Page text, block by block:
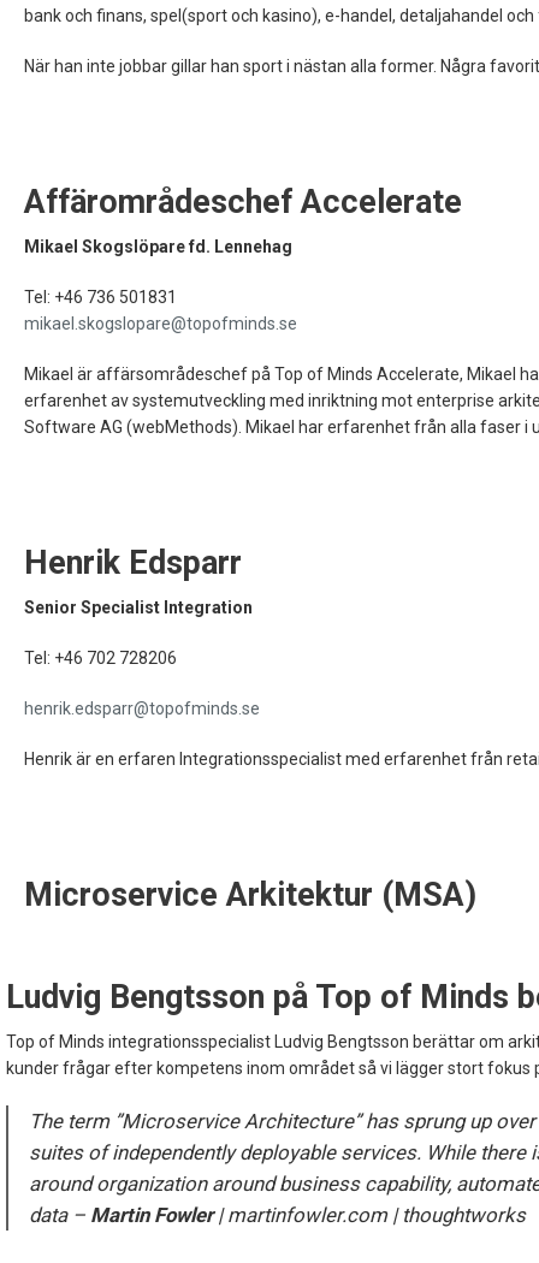
bank och finans, spel(sport och kasino), e-handel, detaljahandel
När han inte jobbar gillar han sport i nästan alla former. Några
Affärområdeschef Accelerate
Mikael Skogslöpare fd. Lennehag
Tel: +46 736 501831
mikael.skogslopare@topofminds.se
Mikael är affärsområdeschef på Top of Minds Accelerate, Mikael
erfarenhet av systemutveckling med inriktning mot enterprise
Software AG (webMethods). Mikael har erfarenhet från alla faser
Henrik Edsparr
Senior Specialist Integration
Tel: +46 702 728206
henrik.edsparr@topofminds.se
Henrik är en erfaren Integrationsspecialist med erfarenhet från
Microservice Arkitektur (MSA)
Ludvig Bengtsson på Top of
Top of Minds integrationsspecialist Ludvig Bengtsson berättar om
kunder frågar efter kompetens inom området så vi lägger stort fokus
The term ”Microservice Architecture” has sprung up
suites of independently deployable services. While
around organization around business capability,
data – Martin Fowler| martinfowler.com | thoughtworks